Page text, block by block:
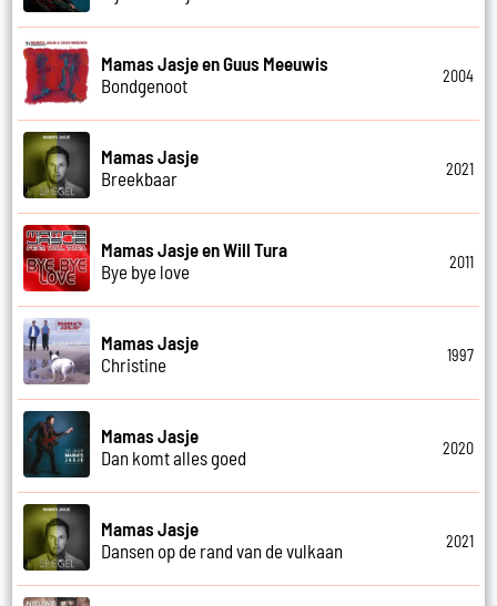
Mamas Jasje en Guus Meeuwis
Bondgenoot
2004
Mamas Jasje
Breekbaar
2021
Mamas Jasje en Will Tura
Bye bye love
2011
Mamas Jasje
Christine
1997
Mamas Jasje
Dan komt alles goed
2020
Mamas Jasje
Dansen op de rand van de vulkaan
2021